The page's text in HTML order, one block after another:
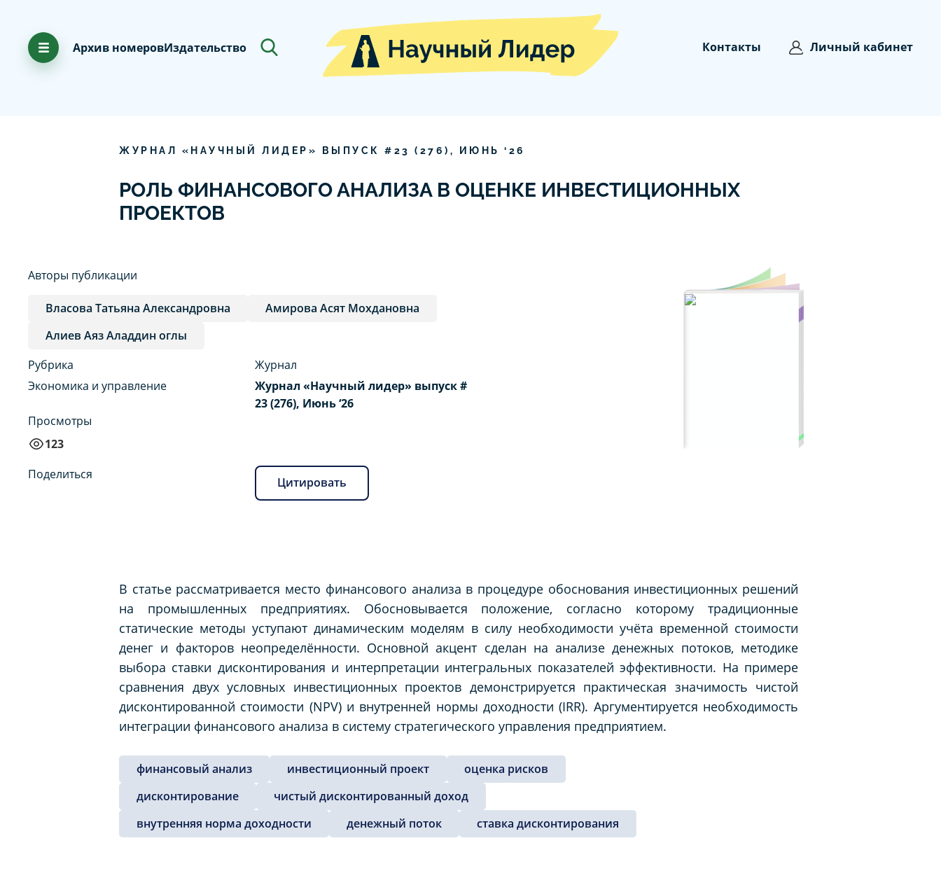
Архив номеровИздательство Контакты Личный кабинет
ЖУРНАЛ «НАУЧНЫЙ ЛИДЕР» ВЫПУСК # 23 ( 276 ), ИЮНЬ ‘ 26
РОЛЬ ФИНАНСОВОГО АНАЛИЗА В ОЦЕНКЕ ИНВЕСТИЦИОННЫХ
ПРОЕКТОВ
Авторы публикации
Власова Татьяна Александровна
Амирова Асят Мохдановна
Алиев Аяз Аладдин оглы
Рубрика
Экономика и управление
Просмотры
123
Журнал
Журнал «Научный лидер» выпуск #
23 (276), Июнь ‘26
Поделиться
Цитировать
В статье рассматривается место финансового анализа в процедуре обоснования инвестиционных решений
на промышленных предприятиях. Обосновывается положение, согласно которому традиционные
статические методы уступают динамическим моделям в силу необходимости учёта временной стоимости
денег и факторов неопределённости. Основной акцент сделан на анализе денежных потоков, методике
выбора ставки дисконтирования и интерпретации интегральных показателей эффективности. На примере
сравнения двух условных инвестиционных проектов демонстрируется практическая значимость чистой
дисконтированной стоимости (NPV) и внутренней нормы доходности (IRR). Аргументируется необходимость
интеграции финансового анализа в систему стратегического управления предприятием.
финансовый анализ инвестиционный проект
оценка рисков
дисконтирование
чистый дисконтированный доход
внутренняя норма доходности
денежный поток ставка дисконтирования